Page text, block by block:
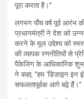
पूरा करता है।”
लगभग पाँच वर्ष पूर्व आरंभ
प्रधानमंत्री ने देश को
करने के मूल उद्देश्य को
की व्यापक रणनीतियों से
पैकेजिंग के आधिकारिक
ने कहा, “हम ‘डिज़ाइन इन
सफलतापूर्वक आगे बढ़े हैं।”